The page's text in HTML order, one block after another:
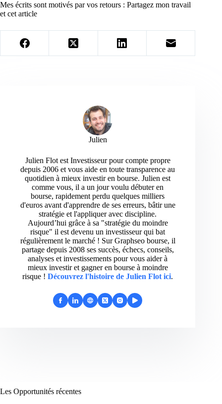
Mes écrits sont motivés par vos retours : Partagez mon travail
et cet article
Julien
Julien Flot est Investisseur pour compte propre
depuis 2006 et vous aide en toute transparence au
quotidien à mieux investir en bourse. Julien est
comme vous, il a un jour voulu débuter en
bourse, rapidement perdu quelques milliers
d'euros avant d'apprendre de ses erreurs, bâtir une
stratégie et l'appliquer avec discipline.
Aujourd’hui grâce à sa "stratégie du moindre
risque" il est devenu un investisseur qui bat
régulièrement le marché ! Sur Graphseo bourse, il
partage depuis 2008 ses succès, échecs, conseils,
analyses et investissements pour vous aider à
mieux investir et gagner en bourse à moindre
risque ! Découvrez l'histoire de Julien Flot ici.
Les Opportunités récentes